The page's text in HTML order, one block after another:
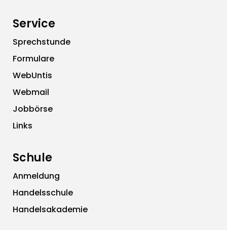
Service
Sprechstunde
Formulare
WebUntis
Webmail
Jobbörse
Links
Schule
Anmeldung
Handelsschule
Handelsakademie